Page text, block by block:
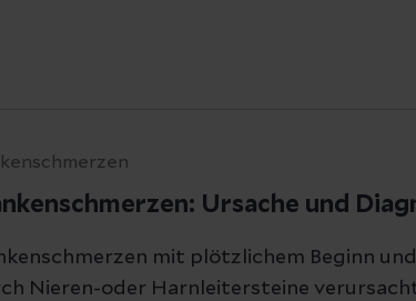
Ursache und
mit plötzlichem Beginn
Nieren-oder Harnleitersteine